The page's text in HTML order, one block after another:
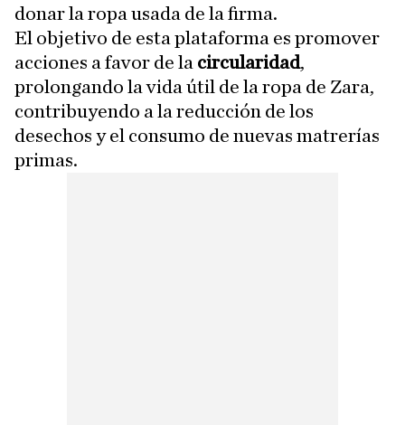
donar la ropa usada de la firma.
El objetivo de esta plataforma es promover
acciones a favor de la circularidad,
prolongando la vida útil de la ropa de Zara,
contribuyendo a la reducción de los
desechos y el consumo de nuevas matrerías
primas.